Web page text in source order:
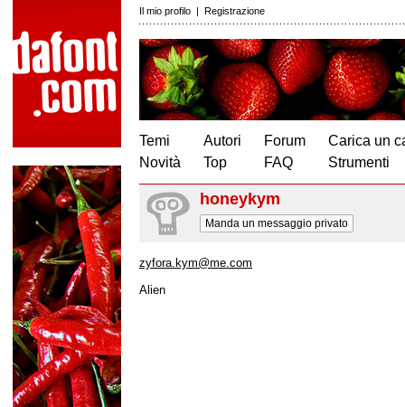
Il mio profilo | Registrazione
Temi
Novità
Autori
Top
Forum
FAQ
Carica un
Strumenti
honeykym
Manda un messaggio privato
zyfora.kym@me.com
Alien